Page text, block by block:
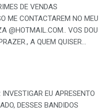
DE VENDAS
ME CONTACTAREM NO MEU
@HOTMAIL.COM.. VOS DOU
A QUEM QUISER…
EU APRESENTO
DESSES BANDIDOS